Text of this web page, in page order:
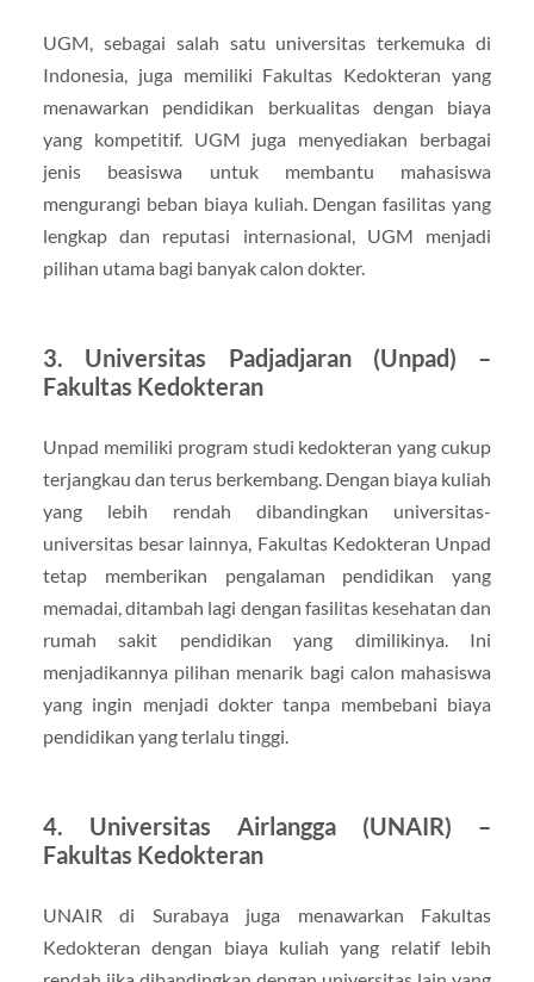
UGM, sebagai salah satu universitas terkemuka di
Indonesia, juga memiliki Fakultas Kedokteran yang
menawarkan pendidikan berkualitas dengan biaya
yang kompetitif. UGM juga menyediakan berbagai
jenis beasiswa untuk membantu mahasiswa
mengurangi beban biaya kuliah. Dengan fasilitas yang
lengkap dan reputasi internasional, UGM menjadi
pilihan utama bagi banyak calon dokter.
3. Universitas Padjadjaran (Unpad) –
Fakultas Kedokteran
Unpad memiliki program studi kedokteran yang cukup
terjangkau dan terus berkembang. Dengan biaya kuliah
yang lebih rendah dibandingkan universitas-
universitas besar lainnya, Fakultas Kedokteran Unpad
tetap memberikan pengalaman pendidikan yang
memadai, ditambah lagi dengan fasilitas kesehatan dan
rumah sakit pendidikan yang dimilikinya. Ini
menjadikannya pilihan menarik bagi calon mahasiswa
yang ingin menjadi dokter tanpa membebani biaya
pendidikan yang terlalu tinggi.
4. Universitas Airlangga (UNAIR) –
Fakultas Kedokteran
UNAIR di Surabaya juga menawarkan Fakultas
Kedokteran dengan biaya kuliah yang relatif lebih